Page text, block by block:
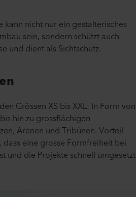
kann nicht nur ein gestalterisches
sein, sondern schützt auch
und dient als Sichtschutz.
Grössen XS bis XXL: In Form von
hin zu grossflächigen
Arenen und Tribünen. Vorteil
eine grosse Formfreiheit bei
und die Projekte schnell umgesetzt